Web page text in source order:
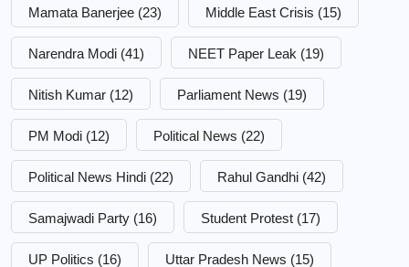
Mamata Banerjee (23) Middle East Crisis (15)
Narendra Modi (41) NEET Paper Leak (19)
Nitish Kumar (12) Parliament News (19)
PM Modi (12) Political News (22)
Political News Hindi (22) Rahul Gandhi (42)
Samajwadi Party (16) Student Protest (17)
UP Politics (16) Uttar Pradesh News (15)